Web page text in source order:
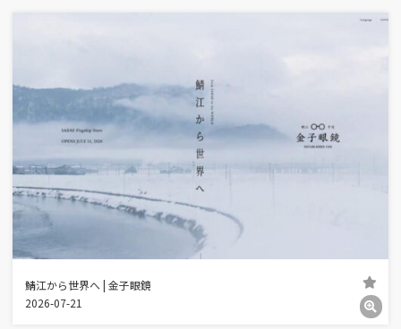
鯖江から世界へ | 金子眼鏡
2026-07-21